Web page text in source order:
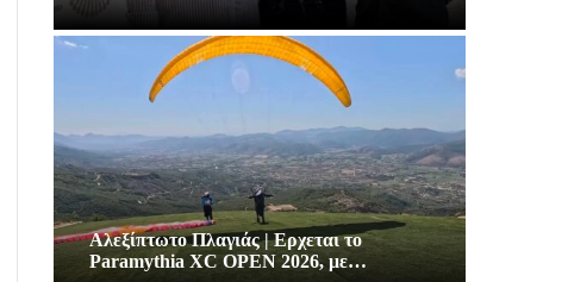
Αλεξίπτωτο Πλαγιάς | Ερχεται το
Paramythia XC OPEN 2026, με…